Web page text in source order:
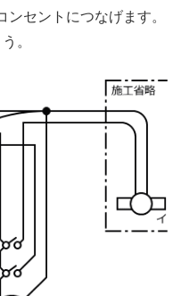
セントにつなげます。
。